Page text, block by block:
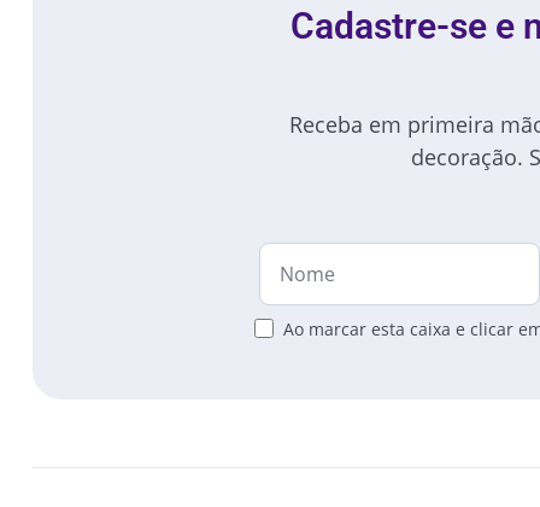
Cadastre-se e
Receba em primeira
decoração.
Ao marcar esta caixa e clicar